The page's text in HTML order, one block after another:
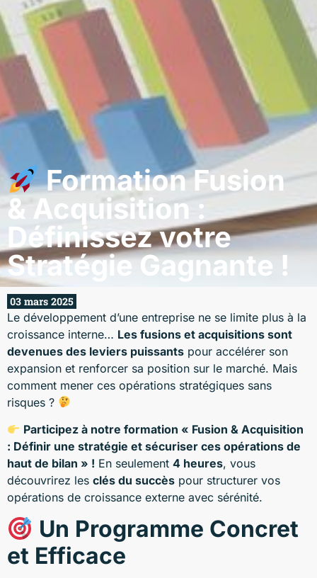
Formation Fusion
& Acquisition :
Définissez votre
Stratégie Gagnante !
03 mars 2025
Le développement d’une entreprise ne se limite plus à la
croissance interne… Les fusions et acquisitions sont
devenues des leviers puissants pour accélérer son
expansion et renforcer sa position sur le marché. Mais
comment mener ces opérations stratégiques sans
risques ?
Participez à notre formation « Fusion & Acquisition
: Définir une stratégie et sécuriser ces opérations de
haut de bilan » ! En seulement 4 heures, vous
découvrirez les clés du succès pour structurer vos
opérations de croissance externe avec sérénité.
Un Programme Concret
et Efficace